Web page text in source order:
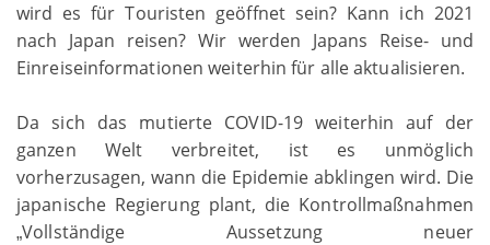
wird es für Touristen geöffnet sein? Kann ich 2021
nach Japan reisen? Wir werden Japans Reise- und
Einreiseinformationen weiterhin für alle aktualisieren.
Da sich das mutierte COVID-19 weiterhin auf der
ganzen Welt verbreitet, ist es unmöglich
vorherzusagen, wann die Epidemie abklingen wird. Die
japanische Regierung plant, die Kontrollmaßnahmen
„Vollständige Aussetzung neuer